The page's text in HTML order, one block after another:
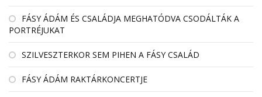
FÁSY ÁDÁM ÉS CSALÁDJA MEGHATÓDVA CSODÁLTÁK A
PORTRÉJUKAT
SZILVESZTERKOR SEM PIHEN A FÁSY CSALÁD
FÁSY ÁDÁM RAKTÁRKONCERTJE